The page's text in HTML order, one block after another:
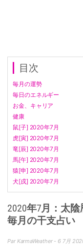
目次
毎月の運勢
毎日のエネルギー
お金、キャリア
健康
鼠[子] 2020年7月
虎[寅] 2020年7月
竜[辰] 2020年7月
馬[午] 2020年7月
猿[申] 2020年7月
犬[戌] 2020年7月
2020年7月：太
毎月の干支占い
Par KarmaWeather - 6 7月